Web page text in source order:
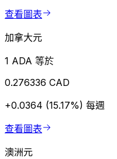
查看圖表
加拿大元
1 ADA 等於
0.276336 CAD
+0.0364 (15.17%) 每週
查看圖表
澳洲元